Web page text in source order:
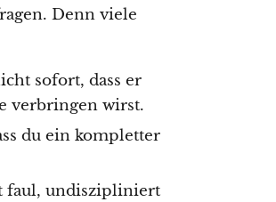
Denn viele
sofort, dass er
verbringen wirst.
du ein kompletter
faul, undiszipliniert